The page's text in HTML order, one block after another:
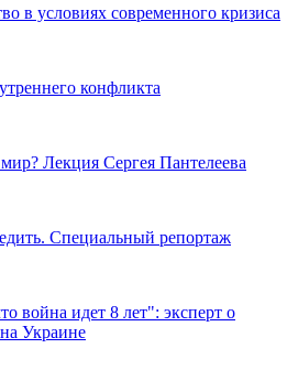
в условиях современного кризиса
конфликта
Лекция Сергея Пантелеева
Специальный репортаж
война идет 8 лет": эксперт о
Украине